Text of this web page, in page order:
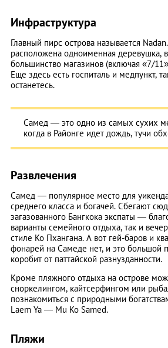
Инфраструктура
Главный пирс острова называется
расположена одноименная деревушка,
большинство магазинов (включая «7/
Еще здесь есть госпиталь и медпункт,
останетесь.
Самед ― это одно из самых сухих
когда в Районге идет дождь, тучи
Развлечения
Самед ― популярное место для
среднего класса и богачей. Сбегают
загазованного Бангкока экспаты ―
варианты семейного отдыха, так и
стиле Ко Пхангана. А вот гей-баров и
фонарей на Самеде нет, и это большой
коробит от паттайской разнузданности.
Кроме пляжного отдыха на острове
сноркелингом, кайтсерфингом или
познакомиться с природными
Laem Ya ― Mu Ko Samed.
Пляжи